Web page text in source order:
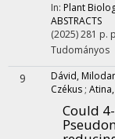
In: Plant
ABSTRACTS
(2025)281 p.
Tudományos
9 Dávid,
Czékus ;
Could